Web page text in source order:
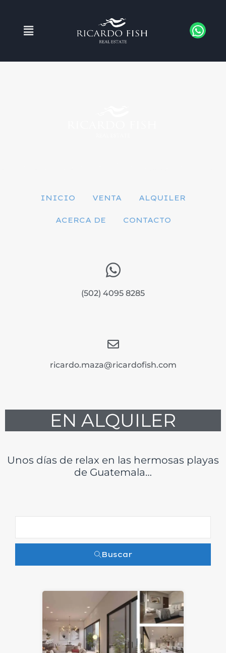
INICIO VENTA ALQUILER
ACERCA DE CONTACTO
(502) 4095 8285
ricardo.maza@ricardofish.com
EN ALQUILER
Unos días de relax en las hermosas playas
de Guatemala…
Buscar